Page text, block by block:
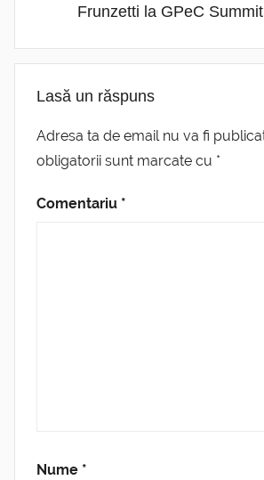
Frunzetti la GPeC
Lasă un răspuns
Adresa ta de email nu va fi
obligatorii sunt marcate cu *
Comentariu *
Nume *